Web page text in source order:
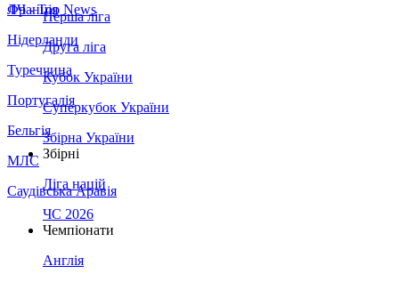
Франція
Нідерланди
Туреччина
Португалія
Бельгія
МЛС
Саудівська Аравія
ЛЧ - Top News
Перша ліга
Друга ліга
Кубок України
Суперкубок України
Збірна України
Збірні
Ліга націй
ЧС 2026
Чемпіонати
Англія